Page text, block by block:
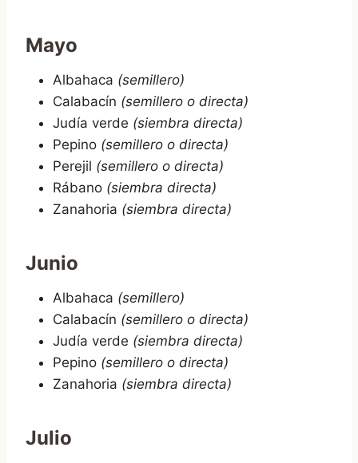
Mayo
Albahaca (semillero)
Calabacín (semillero o directa)
Judía verde (siembra directa)
Pepino (semillero o directa)
Perejil (semillero o directa)
Rábano (siembra directa)
Zanahoria (siembra directa)
Junio
Albahaca (semillero)
Calabacín (semillero o directa)
Judía verde (siembra directa)
Pepino (semillero o directa)
Zanahoria (siembra directa)
Julio